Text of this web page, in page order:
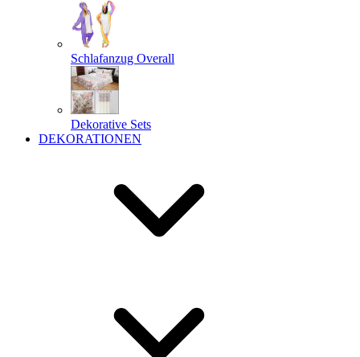
Schlafanzug Overall
Dekorative Sets
DEKORATIONEN